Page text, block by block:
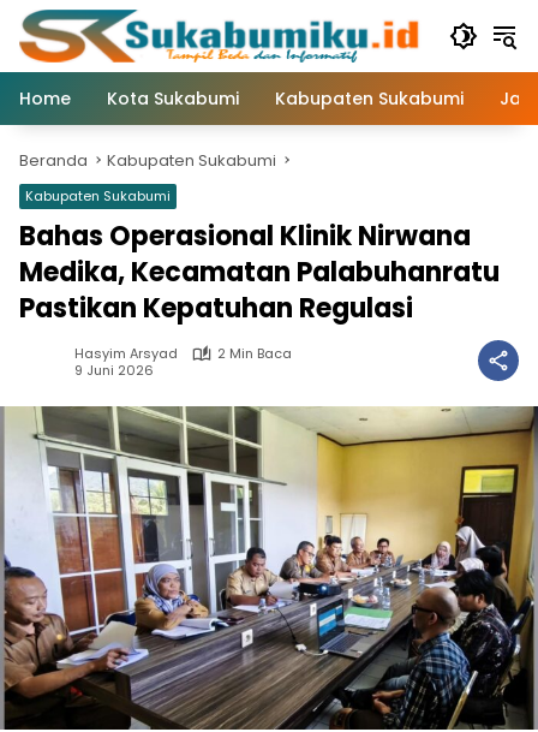
Langsung
konten
Home
Kota Sukabumi Kabupaten Sukabumi
Beranda Kabupaten Sukabumi
Kabupaten Sukabumi
Bahas Operasional Klinik Nirwana
Medika, Kecamatan Palabuhanratu
Pastikan Kepatuhan Regulasi
Hasyim Arsyad
2 Min Baca
9 Juni 2026